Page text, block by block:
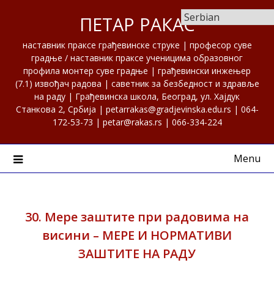
ПЕТАР РАКАС
наставник праксе грађевинске струке | професор суве
градње / наставник праксе ученицима образовног
профила монтер суве градње | грађевински инжењер
(7.1) извођач радова | саветник за безбедност и здравље
на раду | Грађевинска школа, Београд, ул. Хајдук
Станкова 2, Србија | petarrakas@gradjevinska.edu.rs | 064-
172-53-73 | petar@rakas.rs | 066-334-224
Menu
30. Мере заштите при радовима на
висини – МЕРЕ И НОРМАТИВИ
ЗАШТИТЕ НА РАДУ